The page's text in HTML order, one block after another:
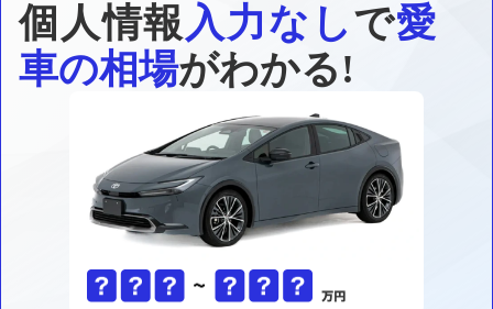
個人情報入力なしで愛
車の相場がわかる!